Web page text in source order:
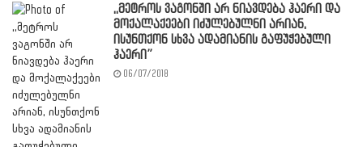
,,მეტროს ვაგონში არ ნიავდება ჰაერი და
მოქალაქეები იძულებულნი არიან,
ისუნთქონ სხვა ადამიანის გაფუჭებული
ჰაერი”
06/07/2018